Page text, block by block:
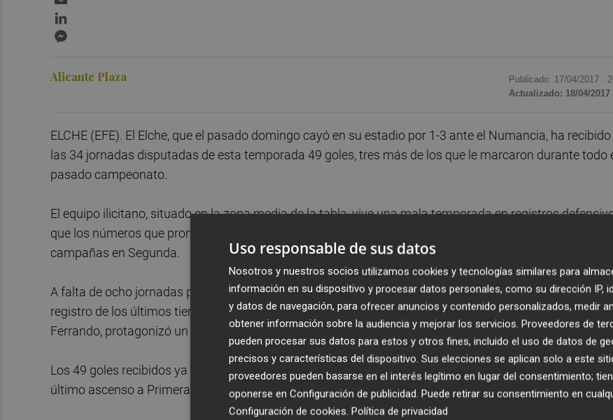
Alicante Plaza Publicado: 17/04/2017 ·
Actualizado: 18/04/2017
ELCHE (EFE). El Elche, que el pasado domingo cayó en su estadio por 1-3 ante el Numancia, ha recibido
las 34 jornadas disputadas de esta temporada 49 goles, tres más de los que le marcaron durante todo
pasado campeonato.
El equipo ilicitano, situado en la zona media de la tabla, vive una mala temporada en registros
que los números que promedia a estas alturas de la Liga son los peores, además, de las últimas diez
campañas en Segunda.
A falta de ocho jornadas para el final de la Liga, el equipo ilicitano se encuentra solo a ocho goles de su
registro de los últimos tiempos, que se produjo en la temporada 2009/10 cuando el Elche, dirigido por
Ferrando, protagonizó un pésimo final de Liga tras quedarse sin opciones de ascenso.
Los 49 goles recibidos ya por el Elche contrastan con los 27 que recibió en toda la temporada 2012/13,
último ascenso a Primera, o los 42 del curso 2010/11, cuando disputó la promoción.
Uso responsable de sus datos
Nosotros y nuestros socios utilizamos cookies y tecnologías similares para
información en su dispositivo y procesar datos personales, como su dirección IP,
y datos de navegación, para ofrecer anuncios y contenido personalizados, medir
obtener información sobre la audiencia y mejorar los servicios. Proveedores de
pueden procesar sus datos para estos y otros fines, incluido el uso de datos de
precisos y características del dispositivo. Sus elecciones se aplican solo a este
proveedores pueden basarse en el interés legítimo en lugar del consentimiento;
oponerse en Configuración de publicidad. Puede retirar su consentimiento en
Configuración de cookies. Política de privacidad